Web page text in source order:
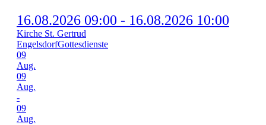
16.08.2026 09:00 - 16.08.2026 10:00
Kirche St. Gertrud
EngelsdorfGottesdienste
09
Aug.
09
Aug.
-
09
Aug.